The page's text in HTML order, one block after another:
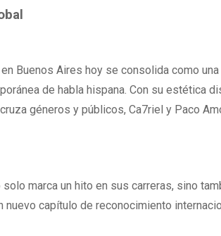
Buenos Aires hoy se consolida como
de habla hispana. Con su estética
géneros y públicos, Ca7riel y Paco
marca un hito en sus carreras, sino
nuevo capítulo de reconocimiento